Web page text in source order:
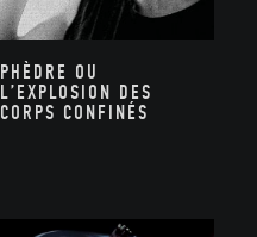
PHÈDRE OU
L’EXPLOSION DES
CORPS CONFINÉS